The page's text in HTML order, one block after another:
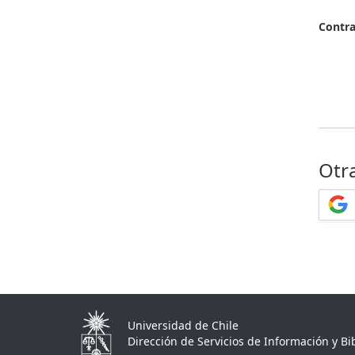
Universidad de Chile
Dirección de Servicios de Información y